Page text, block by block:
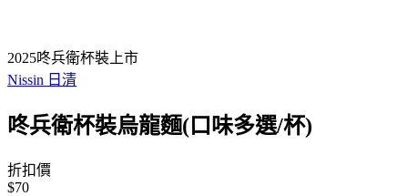
2025咚兵衛杯裝上市
Nissin 日清
咚兵衛杯裝烏龍麵(口味多選/杯)
折扣價
$70